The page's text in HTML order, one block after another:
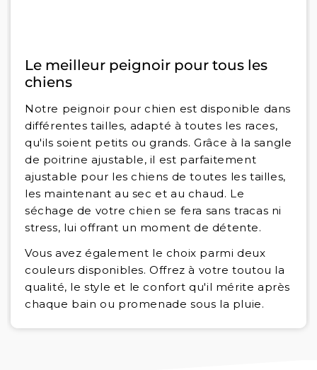
Le meilleur peignoir pour tous les
chiens
Notre peignoir pour chien est disponible dans
différentes tailles, adapté à toutes les races,
qu'ils soient petits ou grands. Grâce à la sangle
de poitrine ajustable, il est parfaitement
ajustable pour les chiens de toutes les tailles,
les maintenant au sec et au chaud. Le
séchage de votre chien se fera sans tracas ni
stress, lui offrant un moment de détente.
Vous avez également le choix parmi deux
couleurs disponibles. Offrez à votre toutou la
qualité, le style et le confort qu'il mérite après
chaque bain ou promenade sous la pluie.